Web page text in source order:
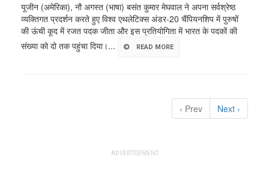
यूजीन (अमेरिका), नौ अगस्त (भाषा) बसंत कुमार मेघवाल ने अपना सर्वश्रेष्ठ
व्यक्तिगत प्रदर्शन करते हुए विश्व एथलेटिक्स अंडर-20 चैंपियनशिप में पुरुषों
की ऊंची कूद में रजत पदक जीता और इस प्रतियोगिता में भारत के पदकों की
संख्या को दो तक पहुंचा दिया।...
READ MORE
‹ Prev Next ›
ADVERTISEMENT